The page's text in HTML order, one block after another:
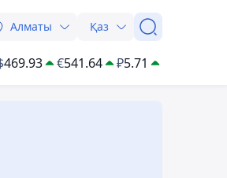
Алматы Қаз
469.93 €541.64 ₽5.71